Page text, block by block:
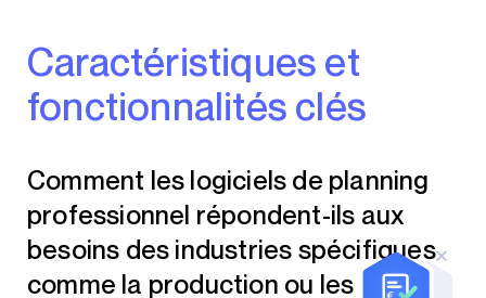
Caractéristiques et
fonctionnalités clés
Comment les logiciels de planning
professionnel répondent-ils aux
besoins des industries spécifiques
comme la production ou les